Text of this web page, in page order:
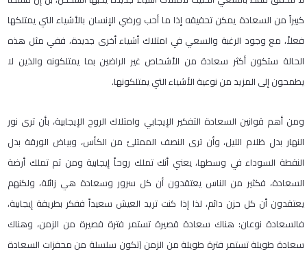
كبيراً من السعادة يمكن تحقيقه إذا ما أحب ورضي الإنسان بالأشياء التي يمتلكها
فعلاً، مع وجود الرغبة والسعي في امتلاك أشياء أخرى جديدة، ففي مثل هذه
الحالة ستكون أكثر سعادة من الأشخاص غير الراضين بما يمتلكونه والذين لا
يطمحون إلى المزيد من نوعية الأشياء التي يمتلكونها.
ومن أهم قوانين السعادة التفكير الإيجابي وامتلاك الروح الإيجابية، بأن ترى نور
النهار بدل ظلام الليل، وأن ترى النصف الممتلئ من الكأس، وبياض الورقة بدل
النقطة السوداء في وسطها، يعني أنك تملك روحاً إيجابية ومن ثم تملك أرضة
السعادة، فكثير من الناس يعتقدون أن كل سرور وسعادة هي زائلة، ولكنهم
يعتقدون أن كل حزن دائم، لذا إذا كنت تريد العيش سعيداً ففكر بطريقة إيجابية،
فالسعادة نوعان: هناك سعادة قصيرة تستمر فترة قصيرة من الزمن، وهناك
سعادة طويلة تستمر فترة طويلة من الزمن (تكون سلسلة من محفزات السعادة